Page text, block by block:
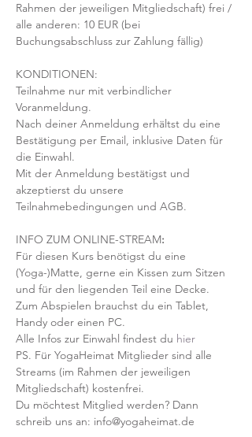
Rahmen der jeweiligen Mitgliedschaft) frei /
alle anderen: 10 EUR (bei
Buchungsabschluss zur Zahlung fällig)
KONDITIONEN:
Teilnahme nur mit verbindlicher
Voranmeldung.
Nach deiner Anmeldung erhältst du eine
Bestätigung per Email, inklusive Daten für
die Einwahl.
Mit der Anmeldung bestätigst und
akzeptierst du unsere
Teilnahmebedingungen und AGB.
INFO ZUM ONLINE-STREAM:
Für diesen Kurs benötigst du eine
(Yoga-)Matte, gerne ein Kissen zum Sitzen
und für den liegenden Teil eine Decke.
Zum Abspielen brauchst du ein Tablet,
Handy oder einen PC.
Alle Infos zur Einwahl findest du hier
PS. Für YogaHeimat Mitglieder sind alle
Streams (im Rahmen der jeweiligen
Mitgliedschaft) kostenfrei.
Du möchtest Mitglied werden? Dann
schreib uns an: info@yogaheimat.de